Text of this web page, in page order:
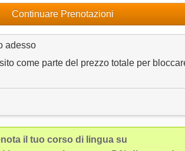
Continuare Prenotazioni
adesso
come parte del prezzo totale per
il tuo corso di lingua su